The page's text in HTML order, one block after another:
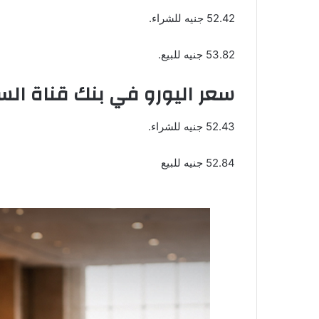
52.42 جنيه للشراء.
53.82 جنيه للبيع.
سعر اليورو في بنك قناة
52.43 جنيه للشراء.
52.84 جنيه للبيع